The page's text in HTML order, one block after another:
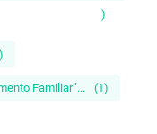
)
Familiar”... (1)